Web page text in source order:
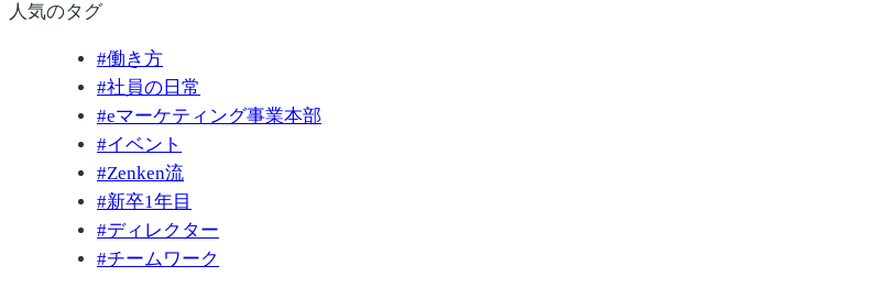
人気のタグ
#働き方
#社員の日常
#eマーケティング事業本部
#イベント
#Zenken流
#新卒1年目
#ディレクター
#チームワーク